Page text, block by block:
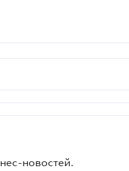
новостей.